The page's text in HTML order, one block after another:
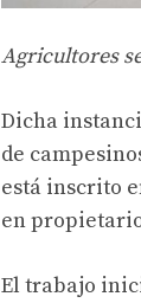
Agricultores
Dicha
de
está inscrito
en
El trabajo